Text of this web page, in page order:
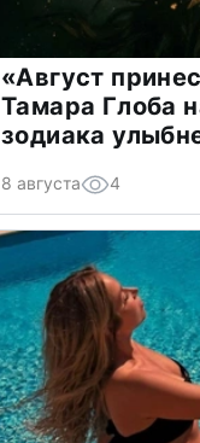
«Август
Тамара Глоба
зодиака
8 августа 4